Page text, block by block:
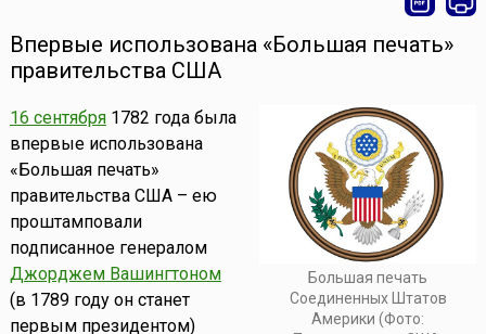
Впервые использована «Большая печать»
правительства США
Большая печать
Соединенных Штатов
Америки (Фото:
16 сентября1782 года была
впервые использована
«Большая печать»
правительства США – ею
проштамповали
подписанное генералом
Джорджем Вашингтоном
(в 1789 году он станет
первым президентом)